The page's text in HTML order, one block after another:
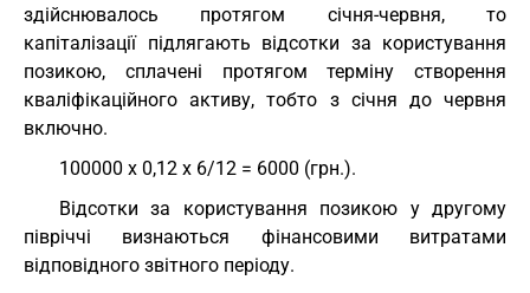
здійснювалось протягом січня-червня, то
капіталізації підлягають відсотки за користування
позикою, сплачені протягом терміну створення
кваліфікаційного активу, тобто з січня до червня
включно.
100000 х 0,12 х 6/12 = 6000 (грн.).
Відсотки за користування позикою у другому
півріччі визнаються фінансовими витратами
відповідного звітного періоду.